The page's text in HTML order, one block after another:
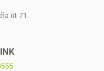
út 71.